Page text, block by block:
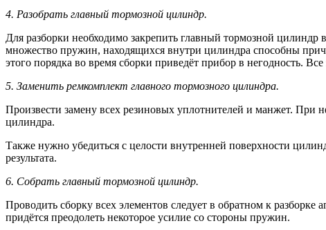
4. Разобрать главный тормозной цилиндр.
Для разборки необходимо закрепить главный тормозной
множество пружин, находящихся внутри цилиндра способны
этого порядка во время сборки приведёт прибор в негодность.
5. Заменить ремкомплект главного тормозного цилиндра.
Произвести замену всех резиновых уплотнителей и манжет. При
цилиндра.
Также нужно убедиться с целости внутренней поверхности
результата.
6. Собрать главный тормозной цилиндр.
Проводить сборку всех элементов следует в обратном к
придётся преодолеть некоторое усилие со стороны пружин.